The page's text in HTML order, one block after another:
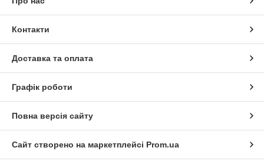
Контакти
Доставка та оплата
Графік роботи
Повна версія сайту
Сайт створено на маркетплейсі Prom.ua